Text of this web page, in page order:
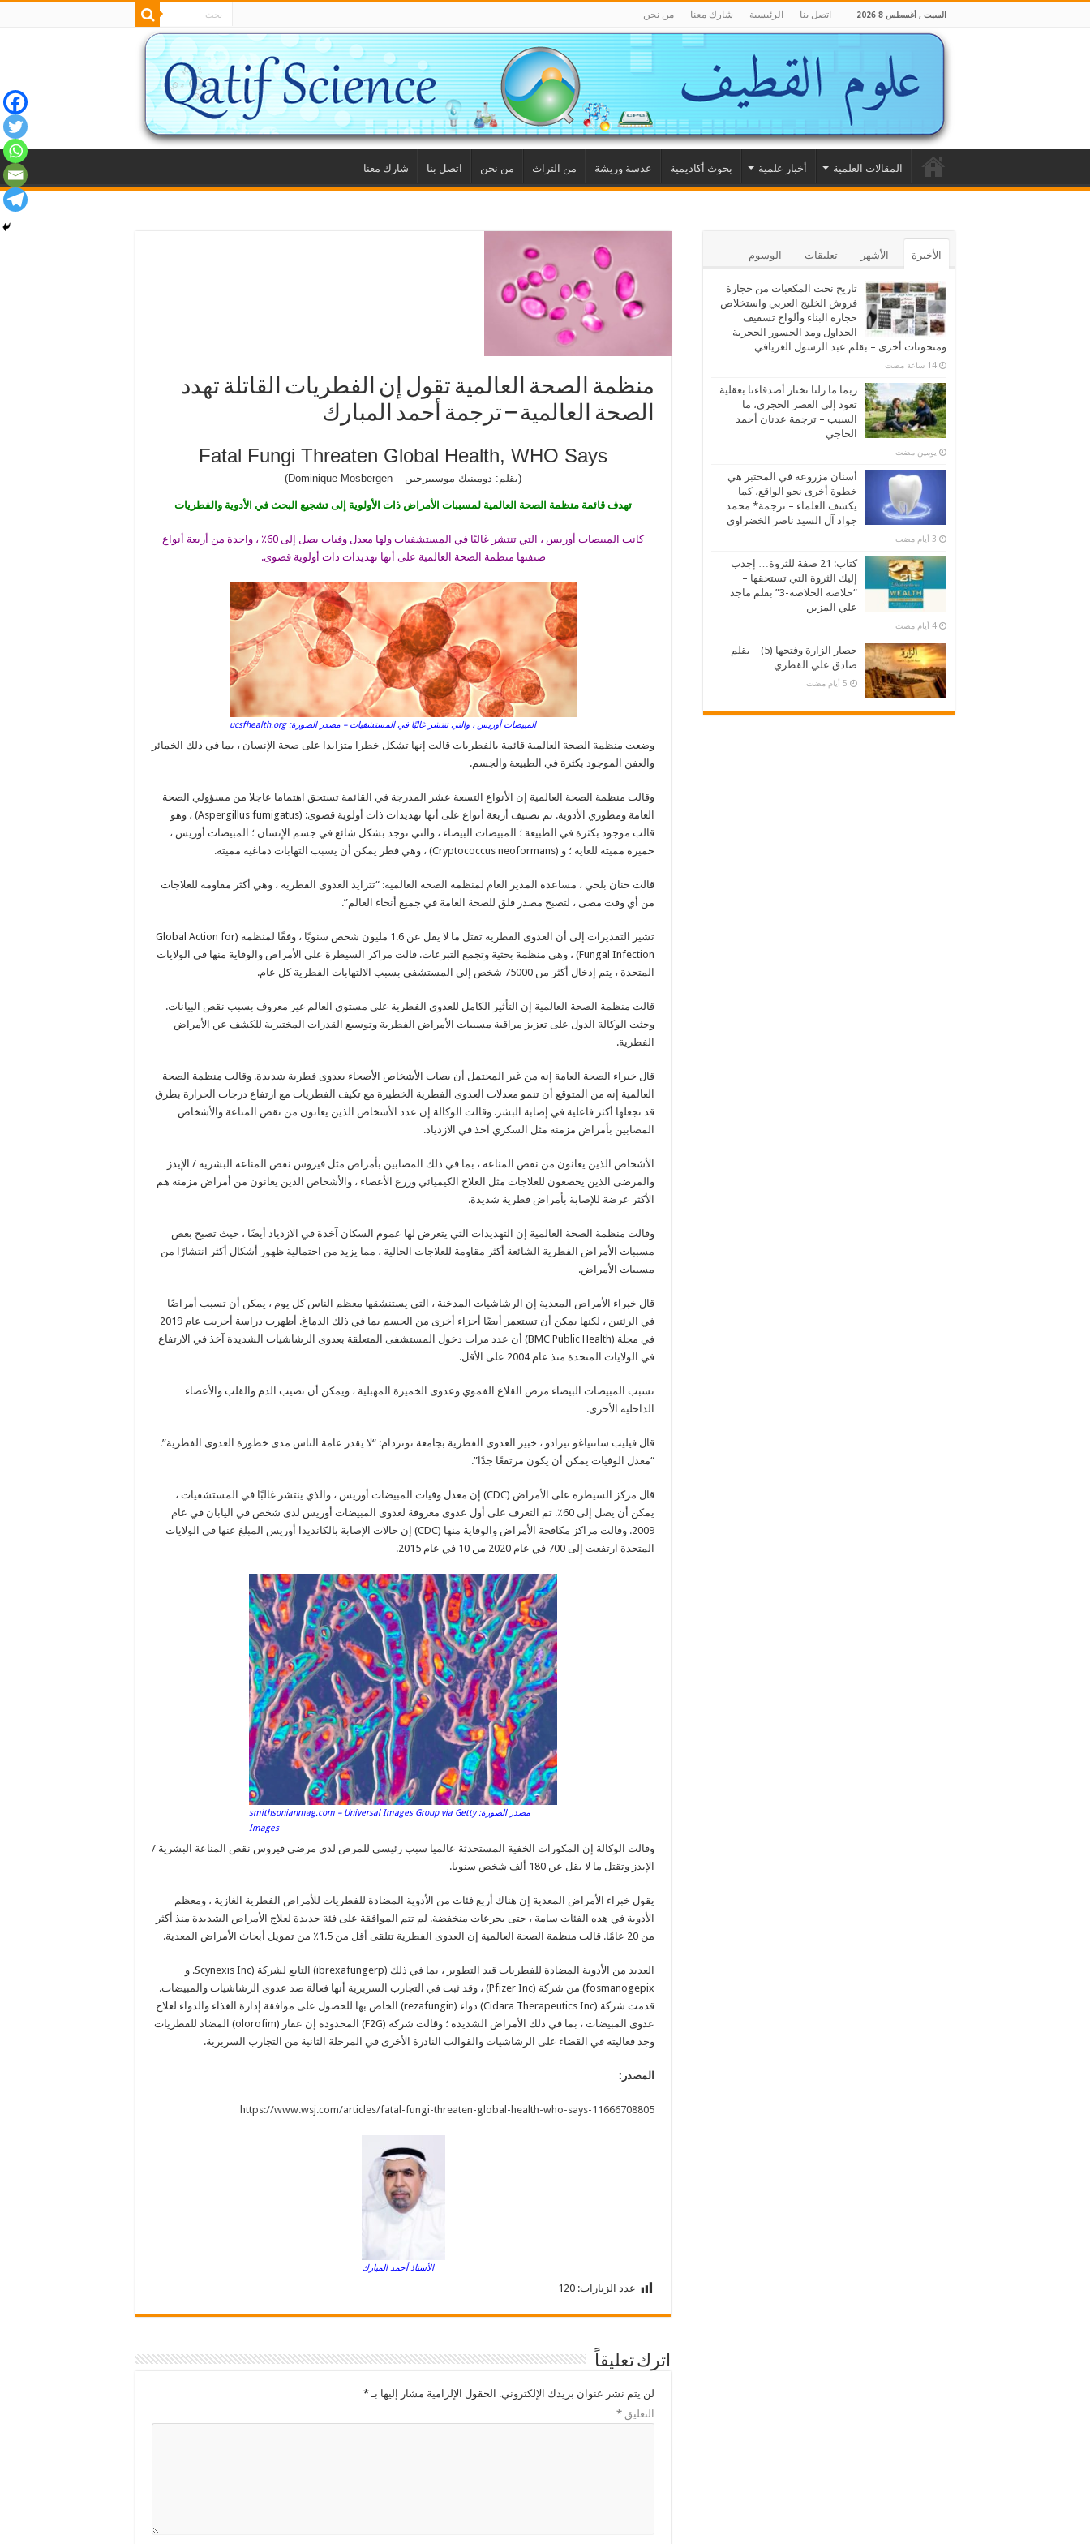
السبت , أغسطس 8 2026 اتصل بنا الرئيسية شارك معنا من نحن
المقالات العلمية أخبار علمية بحوث أكاديمية عدسة وريشة من التراث من نحن اتصل بنا شارك معنا
منظمة الصحة العالمية تقول إن الفطريات القاتلة تهدد
الصحة العالمية – ترجمة أحمد المبارك
Fatal Fungi Threaten Global Health, WHO Says
(بقلم: دومينيك موسبيرجين – Dominique Mosbergen)
تهدف قائمة منظمة الصحة العالمية لمسببات الأمراض ذات الأولوية إلى تشجيع البحث في الأدوية والفطريات
كانت المبيضات أوريس ، التي تنتشر غالبًا في المستشفيات ولها معدل وفيات يصل إلى 60٪ ، واحدة من أربعة أنواع
صنفتها منظمة الصحة العالمية على أنها تهديدات ذات أولوية قصوى.
المبيضات أوريس ، والتي تنتشر غالبًا في المستشفيات – مصدر الصورة: ucsfhealth.org
وضعت منظمة الصحة العالمية قائمة بالفطريات قالت إنها تشكل خطرا متزايدا على صحة الإنسان ، بما في ذلك الخمائر
والعفن الموجود بكثرة في الطبيعة والجسم.
وقالت منظمة الصحة العالمية إن الأنواع التسعة عشر المدرجة في القائمة تستحق اهتماما عاجلا من مسؤولي الصحة
العامة ومطوري الأدوية. تم تصنيف أربعة أنواع على أنها تهديدات ذات أولوية قصوى: (Aspergillus fumigatus) ، وهو
قالب موجود بكثرة في الطبيعة ؛ المبيضات البيضاء ، والتي توجد بشكل شائع في جسم الإنسان ؛ المبيضات أوريس ،
خميرة مميتة للغاية ؛ و (Cryptococcus neoformans) ، وهي فطر يمكن أن يسبب التهابات دماغية مميتة.
قالت حنان بلخي ، مساعدة المدير العام لمنظمة الصحة العالمية: “تتزايد العدوى الفطرية ، وهي أكثر مقاومة للعلاجات
من أي وقت مضى ، لتصبح مصدر قلق للصحة العامة في جميع أنحاء العالم”.
تشير التقديرات إلى أن العدوى الفطرية تقتل ما لا يقل عن 1.6 مليون شخص سنويًا ، وفقًا لمنظمة (Global Action for
Fungal Infection) ، وهي منظمة بحثية وتجمع التبرعات. قالت مراكز السيطرة على الأمراض والوقاية منها في الولايات
المتحدة ، يتم إدخال أكثر من 75000 شخص إلى المستشفى بسبب الالتهابات الفطرية كل عام.
قالت منظمة الصحة العالمية إن التأثير الكامل للعدوى الفطرية على مستوى العالم غير معروف بسبب نقص البيانات.
وحثت الوكالة الدول على تعزيز مراقبة مسببات الأمراض الفطرية وتوسيع القدرات المختبرية للكشف عن الأمراض
الفطرية.
قال خبراء الصحة العامة إنه من غير المحتمل أن يصاب الأشخاص الأصحاء بعدوى فطرية شديدة. وقالت منظمة الصحة
العالمية إنه من المتوقع أن تنمو معدلات العدوى الفطرية الخطيرة مع تكيف الفطريات مع ارتفاع درجات الحرارة بطرق
قد تجعلها أكثر فاعلية في إصابة البشر. وقالت الوكالة إن عدد الأشخاص الذين يعانون من نقص المناعة والأشخاص
المصابين بأمراض مزمنة مثل السكري آخذ في الازدياد.
الأشخاص الذين يعانون من نقص المناعة ، بما في ذلك المصابين بأمراض مثل فيروس نقص المناعة البشرية / الإيدز
والمرضى الذين يخضعون للعلاجات مثل العلاج الكيميائي وزرع الأعضاء ، والأشخاص الذين يعانون من أمراض مزمنة هم
الأكثر عرضة للإصابة بأمراض فطرية شديدة.
وقالت منظمة الصحة العالمية إن التهديدات التي يتعرض لها عموم السكان آخذة في الازدياد أيضًا ، حيث تصبح بعض
مسببات الأمراض الفطرية الشائعة أكثر مقاومة للعلاجات الحالية ، مما يزيد من احتمالية ظهور أشكال أكثر انتشارًا من
مسببات الأمراض.
قال خبراء الأمراض المعدية إن الرشاشيات المدخنة ، التي يستنشقها معظم الناس كل يوم ، يمكن أن تسبب أمراضًا
في الرئتين ، لكنها يمكن أن تستعمر أيضًا أجزاء أخرى من الجسم بما في ذلك الدماغ. أظهرت دراسة أجريت عام 2019
في مجلة (BMC Public Health) أن عدد مرات دخول المستشفى المتعلقة بعدوى الرشاشيات الشديدة آخذ في الارتفاع
في الولايات المتحدة منذ عام 2004 على الأقل.
تسبب المبيضات البيضاء مرض القلاع الفموي وعدوى الخميرة المهبلية ، ويمكن أن تصيب الدم والقلب والأعضاء
الداخلية الأخرى.
قال فيليب سانتياغو تيرادو ، خبير العدوى الفطرية بجامعة نوتردام: “لا يقدر عامة الناس مدى خطورة العدوى الفطرية”.
“معدل الوفيات يمكن أن يكون مرتفعًا جدًا”.
قال مركز السيطرة على الأمراض (CDC) إن معدل وفيات المبيضات أوريس ، والذي ينتشر غالبًا في المستشفيات ،
يمكن أن يصل إلى 60٪. تم التعرف على أول عدوى معروفة لعدوى المبيضات أوريس لدى شخص في اليابان في عام
2009. وقالت مراكز مكافحة الأمراض والوقاية منها (CDC) إن حالات الإصابة بالكانديدا أوريس المبلغ عنها في الولايات
المتحدة ارتفعت إلى 700 في عام 2020 من 10 في عام 2015.
مصدر الصورة: smithsonianmag.com – Universal Images Group via Getty
Images
وقالت الوكالة إن المكورات الخفية المستحدثة عالميا سبب رئيسي للمرض لدى مرضى فيروس نقص المناعة البشرية /
الإيدز وتقتل ما لا يقل عن 180 ألف شخص سنويا.
يقول خبراء الأمراض المعدية إن هناك أربع فئات من الأدوية المضادة للفطريات للأمراض الفطرية الغازية ، ومعظم
الأدوية في هذه الفئات سامة ، حتى بجرعات منخفضة. لم تتم الموافقة على فئة جديدة لعلاج الأمراض الشديدة منذ أكثر
من 20 عامًا. قالت منظمة الصحة العالمية إن العدوى الفطرية تتلقى أقل من 1.5٪ من تمويل أبحاث الأمراض المعدية.
العديد من الأدوية المضادة للفطريات قيد التطوير ، بما في ذلك (ibrexafungerp) التابع لشركة (Scynexis Inc. و
fosmanogepix) من شركة (Pfizer Inc) ، وقد ثبت في التجارب السريرية أنها فعالة ضد عدوى الرشاشيات والمبيضات.
قدمت شركة (Cidara Therapeutics Inc) دواء (rezafungin) الخاص بها للحصول على موافقة إدارة الغذاء والدواء لعلاج
عدوى المبيضات ، بما في ذلك الأمراض الشديدة ؛ وقالت شركة (F2G) المحدودة إن عقار (olorofim) المضاد للفطريات
وجد فعاليته في القضاء على الرشاشيات والقوالب النادرة الأخرى في المرحلة الثانية من التجارب السريرية.
المصدر:
https://www.wsj.com/articles/fatal-fungi-threaten-global-health-who-says-11666708805
الأسناذ أحمد المبارك
عدد الزيارات: 120
اترك تعليقاً
لن يتم نشر عنوان بريدك الإلكتروني. الحقول الإلزامية مشار إليها بـ*
التعليق *
الأخيرة الأشهر تعليقات الوسوم
تاريخ نحت المكعبات من حجارة
فروش الخليج العربي واستخلاص
حجارة البناء وألواح تسقيف
الجداول ومد الجسور الحجرية
ومنحوتات أخرى – بقلم عبد الرسول الغريافي
ربما ما زلنا نختار أصدقاءنا بعقلية
تعود إلى العصر الحجري، ما
السبب – ترجمة عدنان أحمد
الحاجي
‏يومين مضت
أسنان مزروعة في المختبر هي
خطوة أخرى نحو الواقع، كما
يكشف العلماء – ترجمة* محمد
جواد آل السيد ناصر الخضراوي
كتاب: 21 صفة للثروة… إجذب
إليك الثروة التي تستحقها –
“خلاصة الخلاصة-3” بقلم ماجد
علي المزين
حصار الزارة وفتحها (5) – بقلم
صادق علي القطري